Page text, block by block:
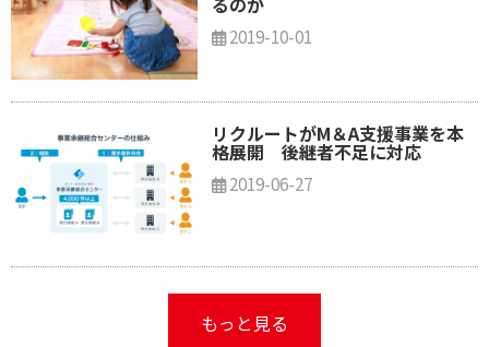
2019-10-01
リクルートがM＆A支援事業を本
格展開 後継者不足に対応
2019-06-27
もっと見る